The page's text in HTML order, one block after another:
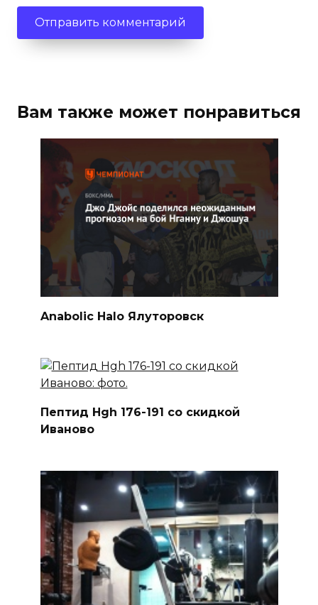
Вам также может понравиться
Anabolic Halo Ялуторовск
Пептид Hgh 176-191 со скидкой
Иваново